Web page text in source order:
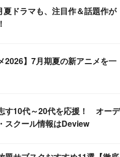
夏ドラマも、注目作＆話題作が
2026】7月期夏の新アニメを一
す10代～20代を応援！ オーデ
スクール情報はDeview